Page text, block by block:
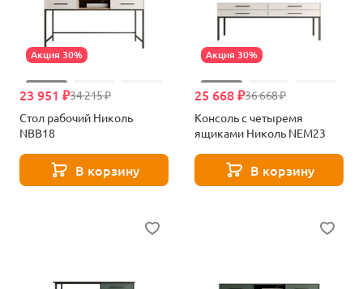
Акция 30%
34 215 ₽
23 951 ₽
Стол рабочий Николь
NBB18
В корзину
Акция 30%
36 668 ₽
25 668 ₽
Консоль с четыремя
ящиками Николь NEM23
В корзину